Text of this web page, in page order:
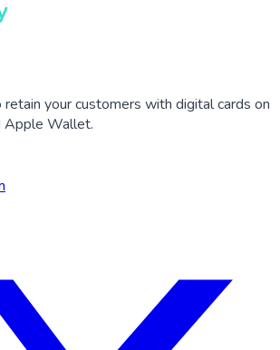
your customers with digital cards on
Apple Wallet.